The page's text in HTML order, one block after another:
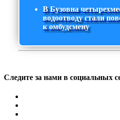
В Бузовна
водоотводу стали
к омбудсмену
Следите за нами в социальных